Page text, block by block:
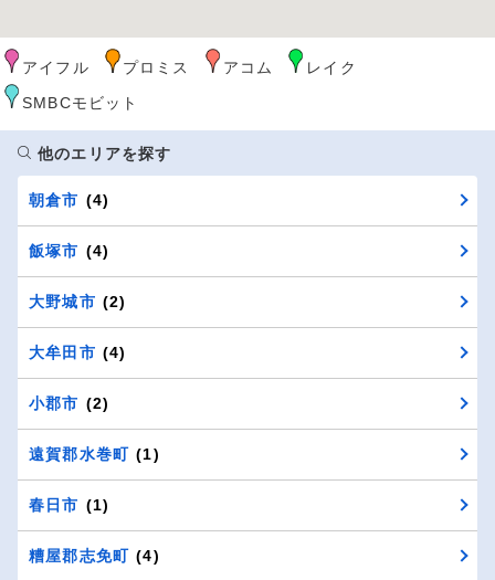
アイフル プロミス アコム
レイク
SMBCモビット
他のエリアを探す
朝倉市 (4)
飯塚市 (4)
大野城市 (2)
大牟田市 (4)
小郡市 (2)
遠賀郡水巻町 (1)
春日市 (1)
糟屋郡志免町 (4)